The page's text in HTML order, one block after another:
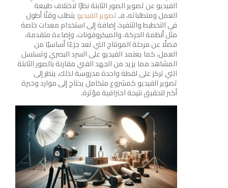
الفيديو عن تصوير الصور الثابتة نظرًا لاختلاف طبيعة
العمل ومتطلباته، فـتصوير الفيديويتطلب وقتًا أطول
في التخطيط والتنفيذ، إضافة إلى استخدام معدات خاصة
مثل أنظمة الحركة، والميكروفونات، وإضاءة متقدمة،
فضلًا عن مرحلة المونتاج التي تعد جزءًا أساسيًا من
العمل، كما يعتمد الفيديو على السرد البصري وتسلسل
المشاهد مما يزيد من الجهد الفني مقارنة بالصور الثابتة
التي تركز على لقطة واحدة مدروسة لذلك، ينظر إلى
تصوير الفيديو كمشروع متكامل يحتاج إلى موارد وخبرة
أكبر لتحقيق نتيجة احترافية مؤثرة.